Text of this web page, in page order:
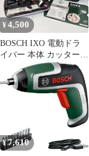
¥4,500
BOSCH IXO 電動ドラ
イバー 本体 カッターア
ダプター付
¥7,610